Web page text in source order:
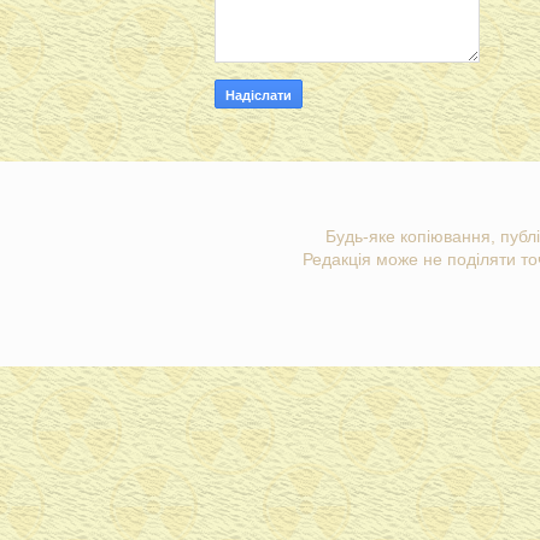
Будь-яке копіювання,
Редакція може не поділяти